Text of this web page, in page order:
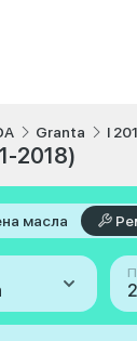
Granta I
2018)
масла